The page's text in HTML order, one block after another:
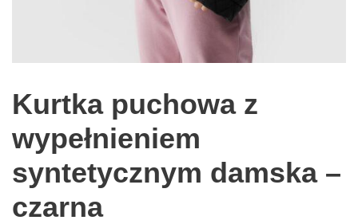
Kurtka puchowa z
wypełnieniem
syntetycznym damska –
czarna